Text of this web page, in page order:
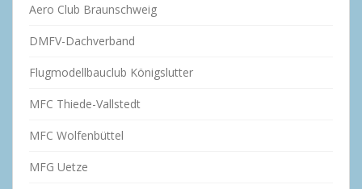
Aero Club Braunschweig
DMFV-Dachverband
Flugmodellbauclub Königslutter
MFC Thiede-Vallstedt
MFC Wolfenbüttel
MFG Uetze